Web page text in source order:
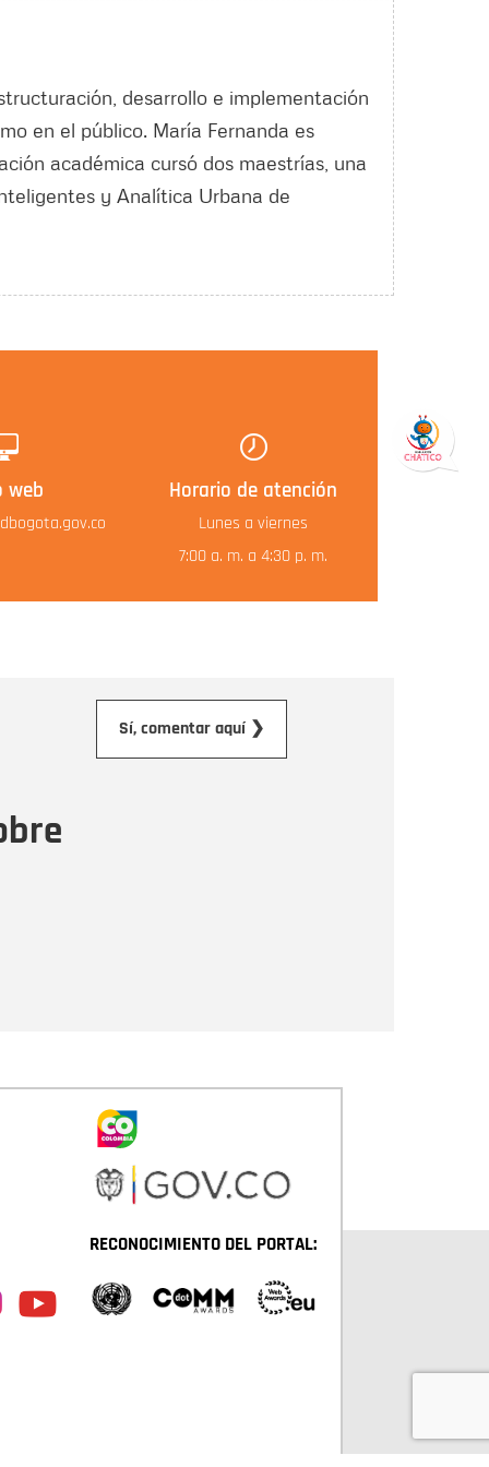
desarrollo e implementación
en el público. María Fernanda es
académica cursó dos maestrías, una
y Analítica Urbana de
web Horario de atención
Lunes a viernes
7:00 a. m. a 4:30 p. m.
Sí, comentar aquí ❯
RECONOCIMIENTO DEL PORTAL: